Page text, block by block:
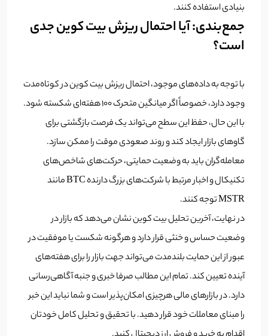
بنیادی استفاده کنند.
جمع‌بندی: آیا احتمال ریزش بیت کوین جدی
است؟
با توجه به داده‌های موجود، احتمال ریزش بیت کوین در کوتاه‌مدت
وجود دارد، خصوصاً اگر میانگین متحرک ۱۰۰ هفته‌ای شکسته شود.
با این حال، حفظ این سطح می‌تواند یک فرصت بازگشتی برای
گاوهای بازار ایجاد کند و روند صعودی موقت را ممکن سازد.
معامله‌گران باید به وضعیت حمایتی، حرکت‌های شاخص‌های
تکنیکال و اخبار مرتبط با شرکت‌های بزرگ دارنده BTC مانند
MSTR توجه کنند.
در نهایت، آخرین تحلیل بیت کوین نشان می‌دهد که بازار در
وضعیت حساس و خنثی قرار دارد و هرگونه شکست یا موفقیت در
عبور از این حمایت بلندمدت می‌تواند جهت بازار را برای هفته‌های
آینده تعیین کند. تمام این مطالب صرفا خبری و جنبه آگاهی‌رسانی
دارد. در بازارهای مالی هرچیزی امکان‌پذیر است و شما نباید این خبر
را مبنای معاملات خود قرار دهید. با تحقیق و تحلیل کامل خودتان